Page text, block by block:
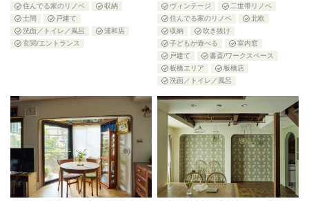
住んでる家のリノベ
収納
土間
戸建て
洗面／トイレ／風呂
浦和店
玄関/エントランス
ヴィンテージ
二世帯リノベ
住んでる家のリノベ
北欧
収納
吹き抜け
子どもが遊べる
室内窓
戸建て
書斎/ワークスペース
板橋エリア
板橋店
洗面／トイレ／風呂